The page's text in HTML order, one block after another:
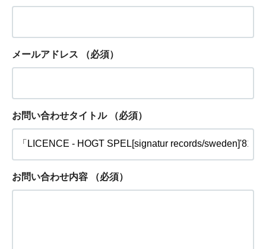
メールアドレス （必須）
お問い合わせタイトル （必須）
お問い合わせ内容 （必須）